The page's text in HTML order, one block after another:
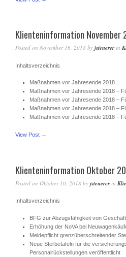
Klienteninformation November
Posted on November 16, 2018 by jsteuerer in
Inhaltsverzeichnis
Maßnahmen vor Jahresende 2018
Maßnahmen vor Jahresende 2018 –
Maßnahmen vor Jahresende 2018 –
Maßnahmen vor Jahresende 2018 –
Maßnahmen vor Jahresende 2018 –
View Post →
Klienteninformation Oktober
Posted on Oktober 10, 2018 by jsteuerer in
Inhaltsverzeichnis
BFG zur Abzugsfähigkeit von
Erhöhung der NoVA bei
Meldepflicht grenzüberschreitender
Neue Sterbetafeln für die
Personalrückstellungen veröffentlicht